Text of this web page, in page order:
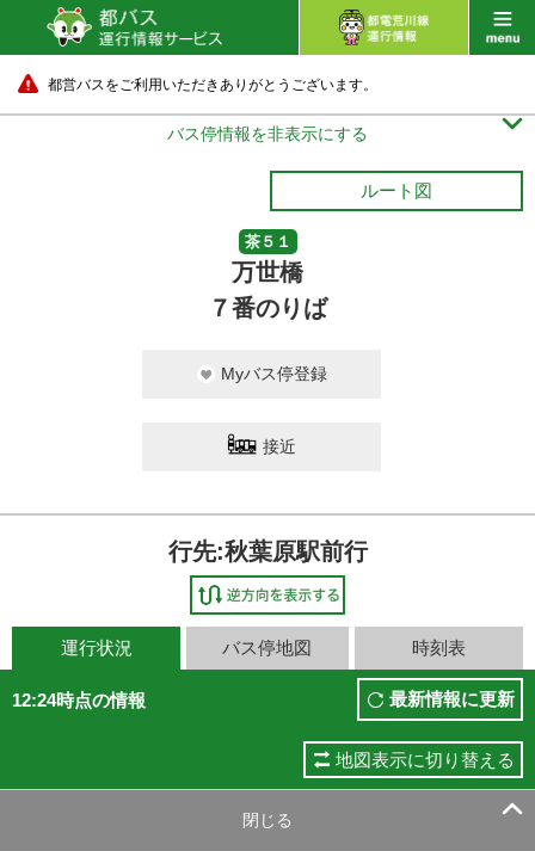
都営バスをご利用いただきありがとうございます。
バス停情報を非表示にする 
ルート図
茶５１
万世橋
７番のりば
Myバス停登録
接近
行先:秋葉原駅前行
運行状況 バス停地図 時刻表
12:24時点の情報 最新情報に更新
地図表示に切り替える
閉じる 